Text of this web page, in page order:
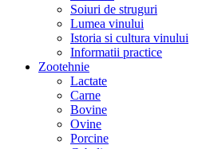
Soiuri de struguri
Lumea vinului
Istoria si cultura vinului
Informatii practice
Zootehnie
Lactate
Carne
Bovine
Ovine
Porcine